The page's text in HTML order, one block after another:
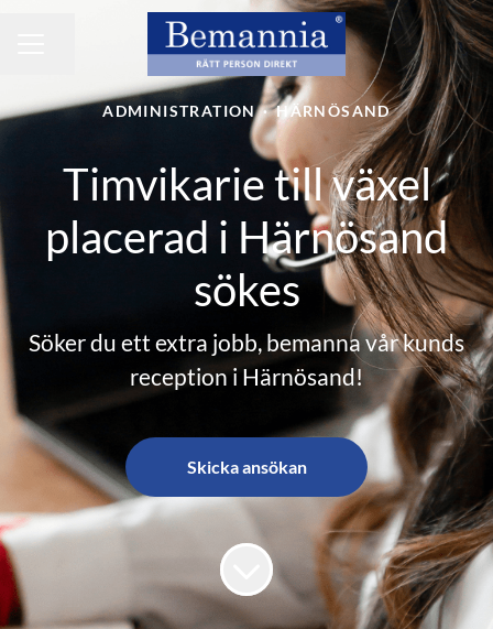
ADMINISTRATION · HÄRNÖSAND
Timvikarie till växel
placerad i Härnösand
sökes
Söker du ett extra jobb, bemanna vår kunds
reception i Härnösand!
Skicka ansökan